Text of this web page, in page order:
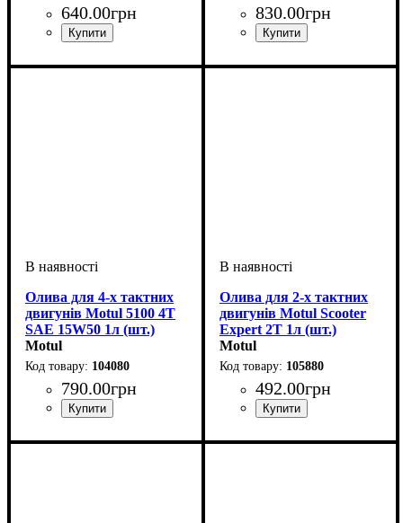
640.00грн 830.00грн
Олива для 4-х тактних
двигунів Motul 5100 4T
SAE 15W50 1л (шт.)
Motul
104080
790.00грн
Олива для 2-х тактних
двигунів Motul Scooter
Expert 2T 1л (шт.)
Motul
105880
492.00грн